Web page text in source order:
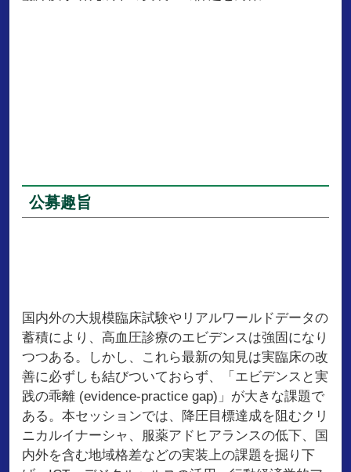
公募趣旨
国内外の大規模臨床試験やリアルワールドデータの
蓄積により、高血圧診療のエビデンスは強固になり
つつある。しかし、これら最新の知見は実臨床の改
善に必ずしも結びついておらず、「エビデンスと実
践の乖離 (evidence-practice gap)」が大きな課題で
ある。本セッションでは、降圧目標達成を阻むクリ
ニカルイナーシャ、服薬アドヒアランスの低下、国
内外を含む地域格差などの実装上の課題を掘り下